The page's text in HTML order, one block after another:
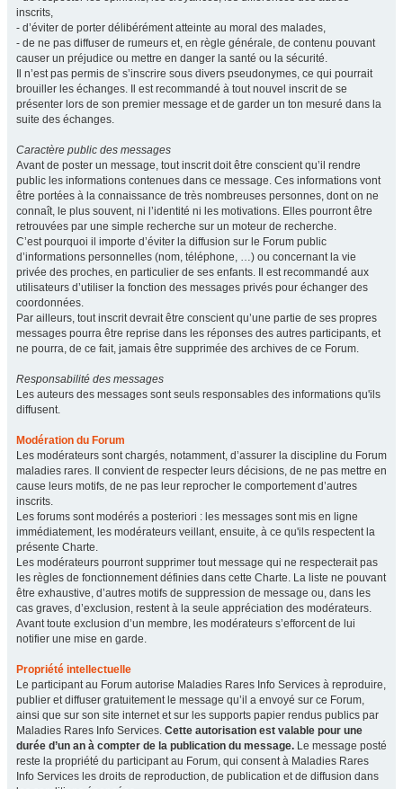
inscrits,
- d’éviter de porter délibérément atteinte au moral des malades,
- de ne pas diffuser de rumeurs et, en règle générale, de contenu pouvant
causer un préjudice ou mettre en danger la santé ou la sécurité.
Il n’est pas permis de s’inscrire sous divers pseudonymes, ce qui pourrait
brouiller les échanges. Il est recommandé à tout nouvel inscrit de se
présenter lors de son premier message et de garder un ton mesuré dans la
suite des échanges.
Caractère public des messages
Avant de poster un message, tout inscrit doit être conscient qu’il rendre
public les informations contenues dans ce message. Ces informations vont
être portées à la connaissance de très nombreuses personnes, dont on ne
connaît, le plus souvent, ni l’identité ni les motivations. Elles pourront être
retrouvées par une simple recherche sur un moteur de recherche.
C’est pourquoi il importe d’éviter la diffusion sur le Forum public
d’informations personnelles (nom, téléphone, …) ou concernant la vie
privée des proches, en particulier de ses enfants. Il est recommandé aux
utilisateurs d’utiliser la fonction des messages privés pour échanger des
coordonnées.
Par ailleurs, tout inscrit devrait être conscient qu’une partie de ses propres
messages pourra être reprise dans les réponses des autres participants, et
ne pourra, de ce fait, jamais être supprimée des archives de ce Forum.
Responsabilité des messages
Les auteurs des messages sont seuls responsables des informations qu'ils
diffusent.
Modération du Forum
Les modérateurs sont chargés, notamment, d’assurer la discipline du Forum
maladies rares. Il convient de respecter leurs décisions, de ne pas mettre en
cause leurs motifs, de ne pas leur reprocher le comportement d’autres
inscrits.
Les forums sont modérés a posteriori : les messages sont mis en ligne
immédiatement, les modérateurs veillant, ensuite, à ce qu'ils respectent la
présente Charte.
Les modérateurs pourront supprimer tout message qui ne respecterait pas
les règles de fonctionnement définies dans cette Charte. La liste ne pouvant
être exhaustive, d’autres motifs de suppression de message ou, dans les
cas graves, d’exclusion, restent à la seule appréciation des modérateurs.
Avant toute exclusion d’un membre, les modérateurs s’efforcent de lui
notifier une mise en garde.
Propriété intellectuelle
Le participant au Forum autorise Maladies Rares Info Services à reproduire,
publier et diffuser gratuitement le message qu’il a envoyé sur ce Forum,
ainsi que sur son site internet et sur les supports papier rendus publics par
Maladies Rares Info Services. Cette autorisation est valable pour une
durée d’un an à compter de la publication du message. Le message posté
reste la propriété du participant au Forum, qui consent à Maladies Rares
Info Services les droits de reproduction, de publication et de diffusion dans